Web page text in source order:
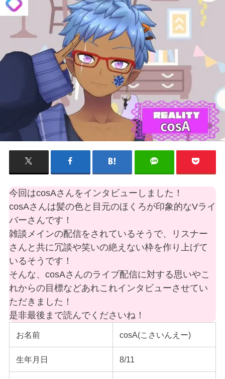
今回はcosAさんをインタビューしました！
cosAさんは髪の色と目元のほくろが印象的なVライ
バーさんです！
雑談メインの配信をされているそうで、リスナー
さんと共に冗談や笑いの絶えない枠を作り上げて
いるそうです！
そんな、cosAさんのライブ配信に対する思いやこ
れからの目標などあれこれインタビューさせてい
ただきました！
是非最後まで読んでくださいね！
お名前 cosA(こさいんえー)
生年月日 8/11